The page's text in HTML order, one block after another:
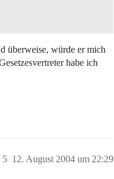
überweise, würde er mich
habe ich
12. August 2004 um 22:29
5